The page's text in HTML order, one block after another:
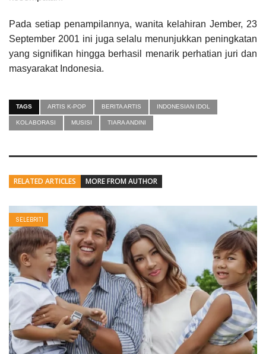
Pada setiap penampilannya, wanita kelahiran Jember, 23
September 2001 ini juga selalu menunjukkan peningkatan
yang signifikan hingga berhasil menarik perhatian juri dan
masyarakat Indonesia.
TAGS ARTIS K-POP BERITA ARTIS INDONESIAN IDOL
KOLABORASI MUSISI TIARA ANDINI
RELATED ARTICLES MORE FROM AUTHOR
SELEBRITI